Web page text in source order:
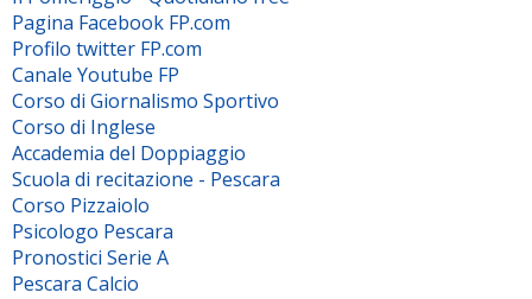
Pagina Facebook FP.com
Profilo twitter FP.com
Canale Youtube FP
Corso di Giornalismo Sportivo
Corso di Inglese
Accademia del Doppiaggio
Scuola di recitazione - Pescara
Corso Pizzaiolo
Psicologo Pescara
Pronostici Serie A
Pescara Calcio